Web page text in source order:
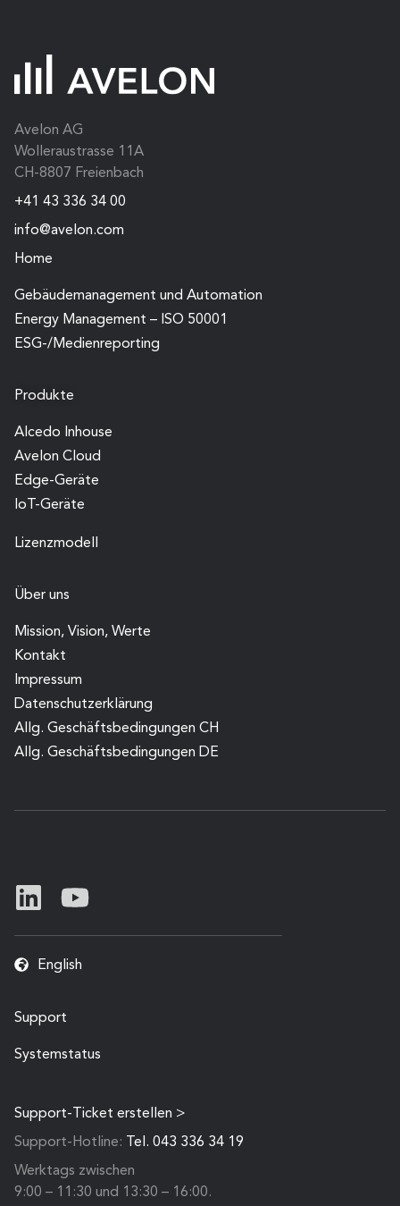
Avelon AG
Wolleraustrasse 11A
CH-8807 Freienbach
+41 43 336 34 00
info@avelon.com
Home
Gebäude­management und Automation
Energy Management – ISO 50001
ESG-/Medien­reporting
Produkte
Alcedo Inhouse
Avelon Cloud
Edge-Geräte
IoT-Geräte
Lizenzmodell
Über uns
Mission, Vision, Werte
Kontakt
Impressum
Datenschutz­erklärung
Allg. Geschäfts­bedingungen CH
Allg. Geschäfts­bedingungen DE
English
Support
Systemstatus
Support-Ticket erstellen >
Support-Hotline:
Tel. 043 336 34 19
Werktags zwischen
9:00 – 11:30 und 13:30 – 16:00.